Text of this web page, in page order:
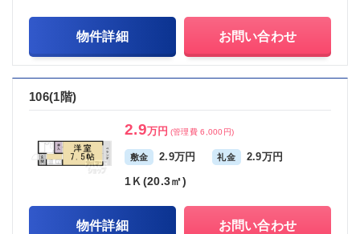
物件詳細 お問い合わせ
106(1階)
2.9万円 (管理費 6,000円)
敷金 2.9万円 礼金 2.9万円
1Ｋ(20.3㎡)
物件詳細 お問い合わせ